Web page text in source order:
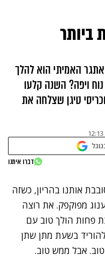
ביותר
האמיתי הוא להלך
ויפה? השנה קלעו
טיגן שצלחה את
דברו איתנו
אותנו בהריון, כשזה
מפוקפק. את רוצה
פחות הולך טוב עם
בשעת מתן שתן
טוב. אבל ממש טוב.